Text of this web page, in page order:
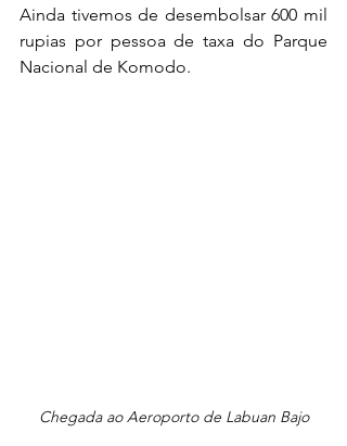
Ainda tivemos de desembolsar 600 mil
rupias por pessoa de taxa do Parque
Nacional de Komodo.
Chegada ao Aeroporto de Labuan Bajo